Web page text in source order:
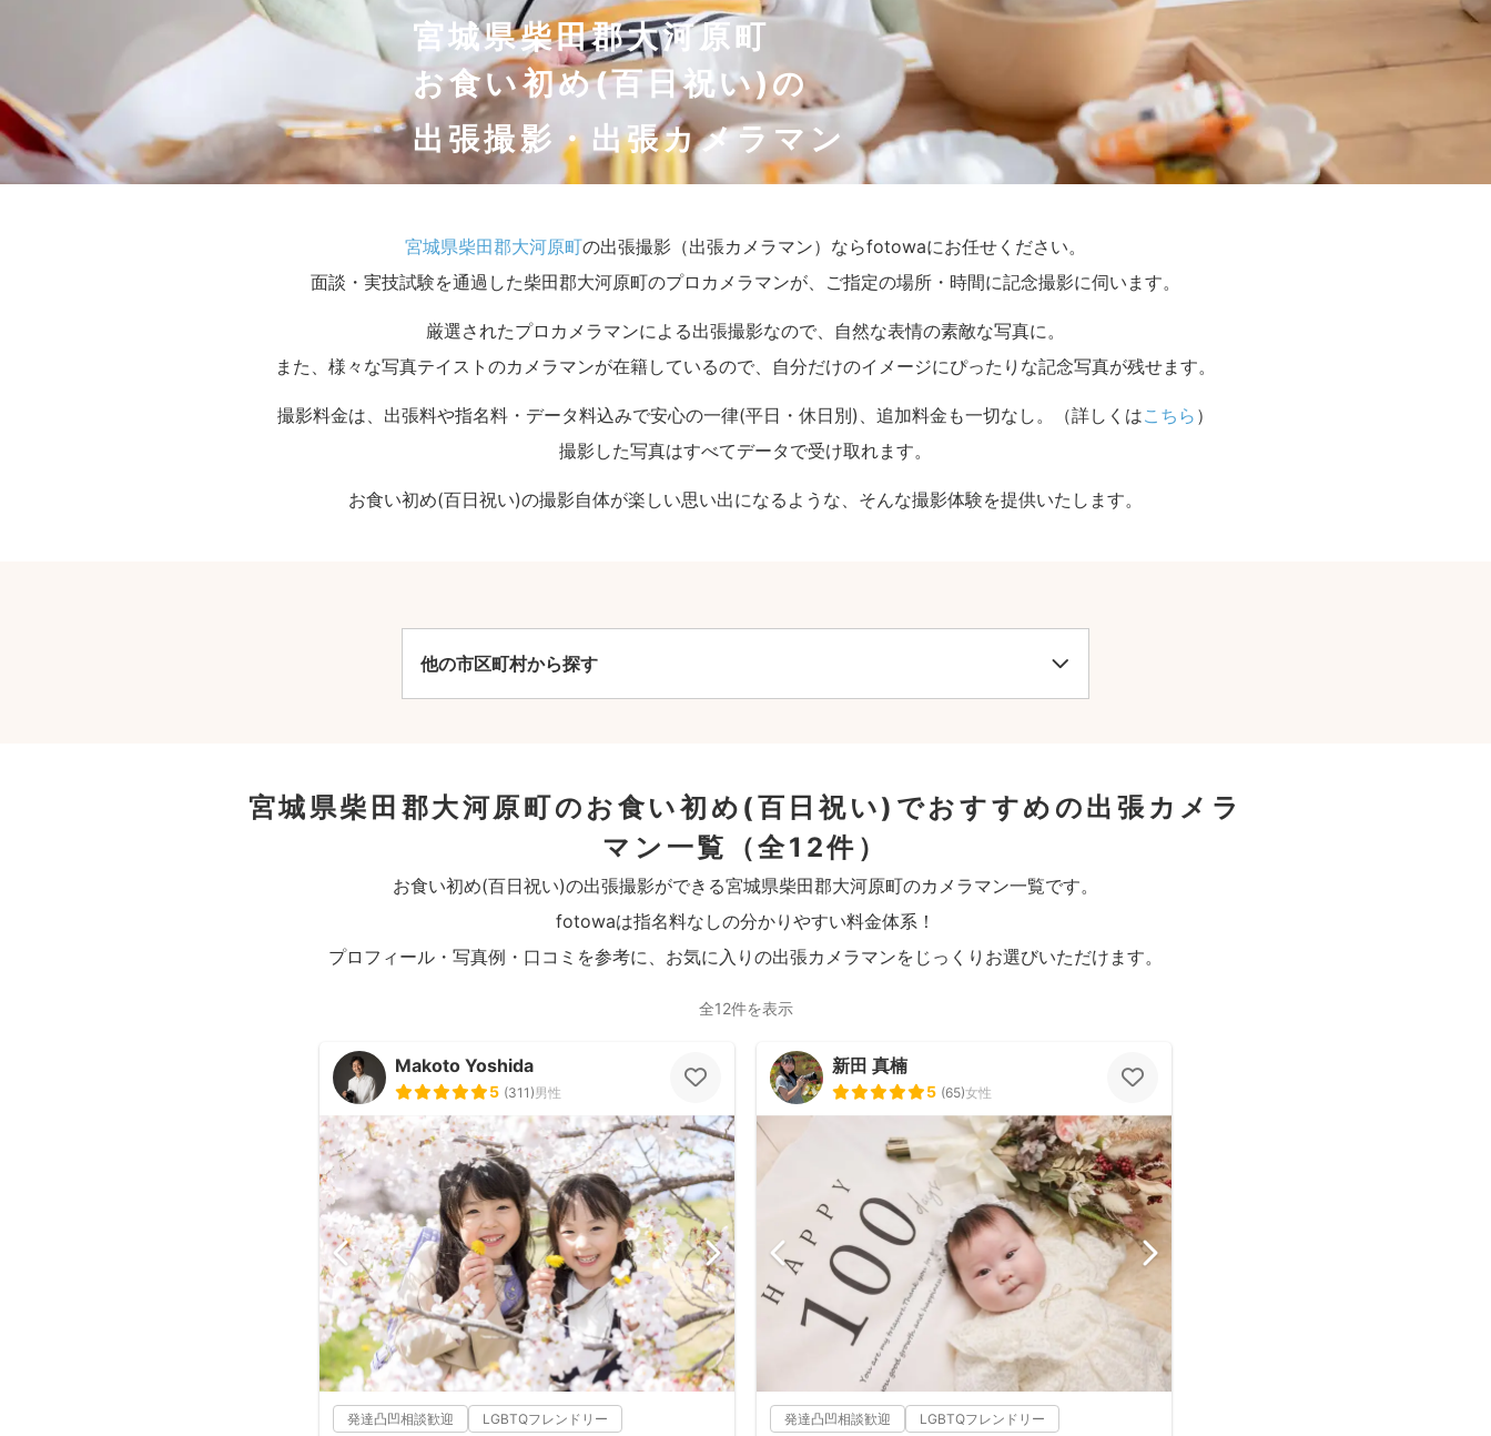
宮城県柴田郡大河原町
お食い初め(百日祝い)の
出張撮影・出張カメラマン
宮城県柴田郡大河原町の出張撮影（出張カメラマン）ならfotowaにお任せください。
面談・実技試験を通過した柴田郡大河原町のプロカメラマンが、ご指定の場所・時間に記念撮影に伺います。
厳選されたプロカメラマンによる出張撮影なので、自然な表情の素敵な写真に。
また、様々な写真テイストのカメラマンが在籍しているので、自分だけのイメージにぴったりな記念写真が残せます。
撮影料金は、出張料や指名料・データ料込みで安心の一律(平日・休日別)、追加料金も一切なし。（詳しくはこちら ）
撮影した写真はすべてデータで受け取れます。
お食い初め(百日祝い)の撮影自体が楽しい思い出になるような、そんな撮影体験を提供いたします。
他の市区町村から探す
宮城県柴田郡大河原町のお食い初め(百日祝い)でおすすめの出張カメラ
マン一覧
（全12件）
お食い初め(百日祝い)の出張撮影ができる宮城県柴田郡大河原町のカメラマン一覧です。
fotowaは指名料なしの分かりやすい料金体系！
プロフィール・写真例・口コミを参考に、お気に入りの出張カメラマンをじっくりお選びいただけます。
全12件を表示
Makoto Yoshida
5 (311)男性
発達凸凹相談歓迎 LGBTQフレンドリー
新田 真楠
5 (65)女性
発達凸凹相談歓迎 LGBTQフレンドリー